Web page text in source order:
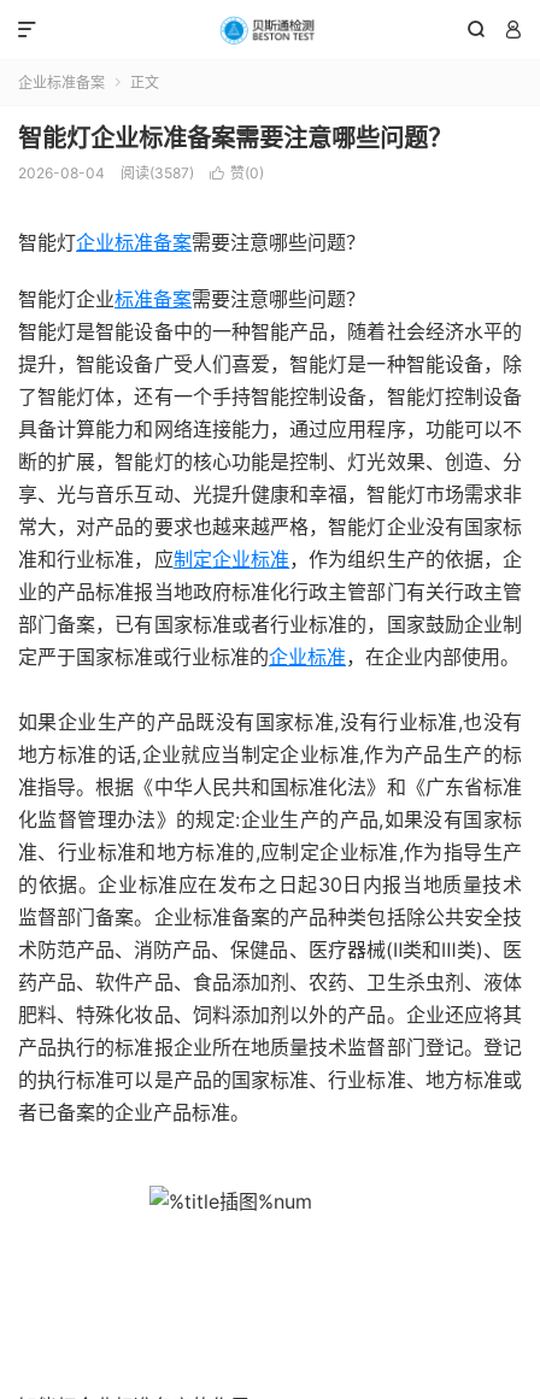
 

企业标准备案  正文
智能灯企业标准备案需要注意哪些问题？
2026-08-04 阅读(3587)  赞(0)
智能灯企业标准备案需要注意哪些问题？
智能灯企业标准备案需要注意哪些问题？
智能灯是智能设备中的一种智能产品，随着社会经济水平的
提升，智能设备广受人们喜爱，智能灯是一种智能设备，除
了智能灯体，还有一个手持智能控制设备，智能灯控制设备
具备计算能力和网络连接能力，通过应用程序，功能可以不
断的扩展，智能灯的核心功能是控制、灯光效果、创造、分
享、光与音乐互动、光提升健康和幸福，智能灯市场需求非
常大，对产品的要求也越来越严格，智能灯企业没有国家标
准和行业标准，应制定企业标准，作为组织生产的依据，企
业的产品标准报当地政府标准化行政主管部门有关行政主管
部门备案，已有国家标准或者行业标准的，国家鼓励企业制
定严于国家标准或行业标准的企业标准，在企业内部使用。
如果企业生产的产品既没有国家标准,没有行业标准,也没有
地方标准的话,企业就应当制定企业标准,作为产品生产的标
准指导。根据《中华人民共和国标准化法》和《广东省标准
化监督管理办法》的规定:企业生产的产品,如果没有国家标
准、行业标准和地方标准的,应制定企业标准,作为指导生产
的依据。企业标准应在发布之日起30日内报当地质量技术
监督部门备案。企业标准备案的产品种类包括除公共安全技
术防范产品、消防产品、保健品、医疗器械(Ⅱ类和Ⅲ类)、医
药产品、软件产品、食品添加剂、农药、卫生杀虫剂、液体
肥料、特殊化妆品、饲料添加剂以外的产品。企业还应将其
产品执行的标准报企业所在地质量技术监督部门登记。登记
的执行标准可以是产品的国家标准、行业标准、地方标准或
者已备案的企业产品标准。